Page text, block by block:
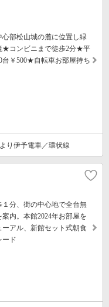
部松山城の麓に位置し緑
★コンビニまで徒歩2分★平
台￥500★自転車お部屋持ち
り伊予電車／環状線
１分、街の中心地で全台無
内。本館2024年お部屋を
ーアル、新館セット式朝食
ード